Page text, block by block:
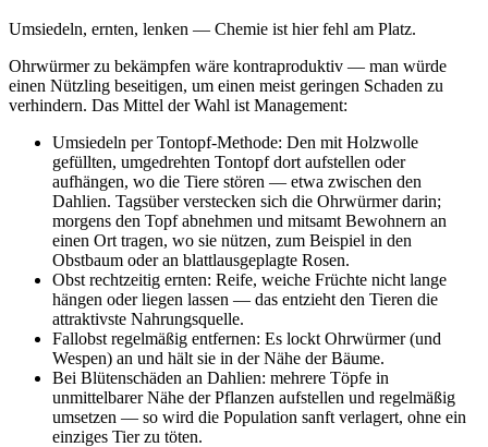
Umsiedeln, ernten, lenken — Chemie ist hier fehl am Platz.
Ohrwürmer zu bekämpfen wäre kontraproduktiv — man würde
einen Nützling beseitigen, um einen meist geringen Schaden zu
verhindern. Das Mittel der Wahl ist Management:
Umsiedeln per Tontopf-Methode: Den mit Holzwolle
gefüllten, umgedrehten Tontopf dort aufstellen oder
aufhängen, wo die Tiere stören — etwa zwischen den
Dahlien. Tagsüber verstecken sich die Ohrwürmer darin;
morgens den Topf abnehmen und mitsamt Bewohnern an
einen Ort tragen, wo sie nützen, zum Beispiel in den
Obstbaum oder an blattlausgeplagte Rosen.
Obst rechtzeitig ernten: Reife, weiche Früchte nicht lange
hängen oder liegen lassen — das entzieht den Tieren die
attraktivste Nahrungsquelle.
Fallobst regelmäßig entfernen: Es lockt Ohrwürmer (und
Wespen) an und hält sie in der Nähe der Bäume.
Bei Blütenschäden an Dahlien: mehrere Töpfe in
unmittelbarer Nähe der Pflanzen aufstellen und regelmäßig
umsetzen — so wird die Population sanft verlagert, ohne ein
einziges Tier zu töten.